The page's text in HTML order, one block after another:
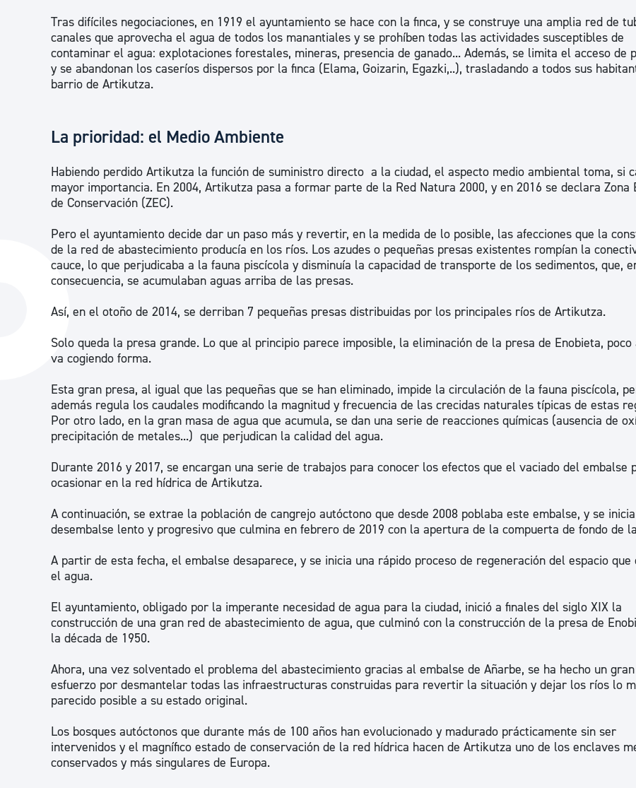
Tras difíciles negociaciones, en 1919 el ayuntamiento se hace con la finca, y se construye una amplia red de
canales que aprovecha el agua de todos los manantiales y se prohíben todas las actividades susceptibles de
contaminar el agua: explotaciones forestales, mineras, presencia de ganado... Además, se limita el acceso de
y se abandonan los caseríos dispersos por la finca (Elama, Goizarin, Egazki,..), trasladando a todos sus
barrio de Artikutza.
La prioridad: el Medio Ambiente
Habiendo perdido Artikutza la función de suministro directo a la ciudad, el aspecto medio ambiental toma, si
mayor importancia. En 2004, Artikutza pasa a formar parte de la Red Natura 2000, y en 2016 se declara Zona
de Conservación (ZEC).
Pero el ayuntamiento decide dar un paso más y revertir, en la medida de lo posible, las afecciones que la
de la red de abastecimiento producía en los ríos. Los azudes o pequeñas presas existentes rompían la
cauce, lo que perjudicaba a la fauna piscícola y disminuía la capacidad de transporte de los sedimentos, que,
consecuencia, se acumulaban aguas arriba de las presas.
Así, en el otoño de 2014, se derriban 7 pequeñas presas distribuidas por los principales ríos de Artikutza.
Solo queda la presa grande. Lo que al principio parece imposible, la eliminación de la presa de Enobieta, poco
va cogiendo forma.
Esta gran presa, al igual que las pequeñas que se han eliminado, impide la circulación de la fauna piscícola,
además regula los caudales modificando la magnitud y frecuencia de las crecidas naturales típicas de estas
Por otro lado, en la gran masa de agua que acumula, se dan una serie de reacciones químicas (ausencia de
precipitación de metales...) que perjudican la calidad del agua.
Durante 2016 y 2017, se encargan una serie de trabajos para conocer los efectos que el vaciado del embalse
ocasionar en la red hídrica de Artikutza.
A continuación, se extrae la población de cangrejo autóctono que desde 2008 poblaba este embalse, y se
desembalse lento y progresivo que culmina en febrero de 2019 con la apertura de la compuerta de fondo de
A partir de esta fecha, el embalse desaparece, y se inicia una rápido proceso de regeneración del espacio que
el agua.
El ayuntamiento, obligado por la imperante necesidad de agua para la ciudad, inició a finales del siglo XIX la
construcción de una gran red de abastecimiento de agua, que culminó con la construcción de la presa de
la década de 1950.
Ahora, una vez solventado el problema del abastecimiento gracias al embalse de Añarbe, se ha hecho un gran
esfuerzo por desmantelar todas las infraestructuras construidas para revertir la situación y dejar los ríos lo
parecido posible a su estado original.
Los bosques autóctonos que durante más de 100 años han evolucionado y madurado prácticamente sin ser
intervenidos y el magnífico estado de conservación de la red hídrica hacen de Artikutza uno de los enclaves
conservados y más singulares de Europa.